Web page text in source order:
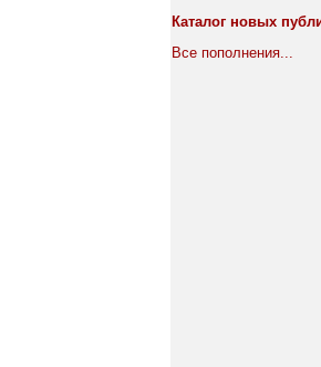
Каталог новых
Все пополнения...